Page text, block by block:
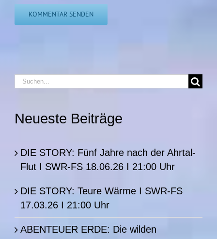
Suche
Neueste Beiträge
DIE STORY: Fünf Jahre nach der Ahrtal-
Flut I SWR-FS 18.06.26 I 21:00 Uhr
DIE STORY: Teure Wärme I SWR-FS
17.03.26 I 21:00 Uhr
ABENTEUER ERDE: Die wilden